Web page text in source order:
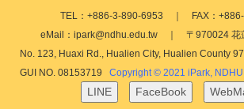
TEL：+886-3-890-6953 ｜ FAX：
eMail：ipark@ndhu.edu.tw ｜ 〒970024 花
No. 123, Huaxi Rd., Hualien City, Hualien County
GUI NO. 08153719
Copyright © 2021 iPark,